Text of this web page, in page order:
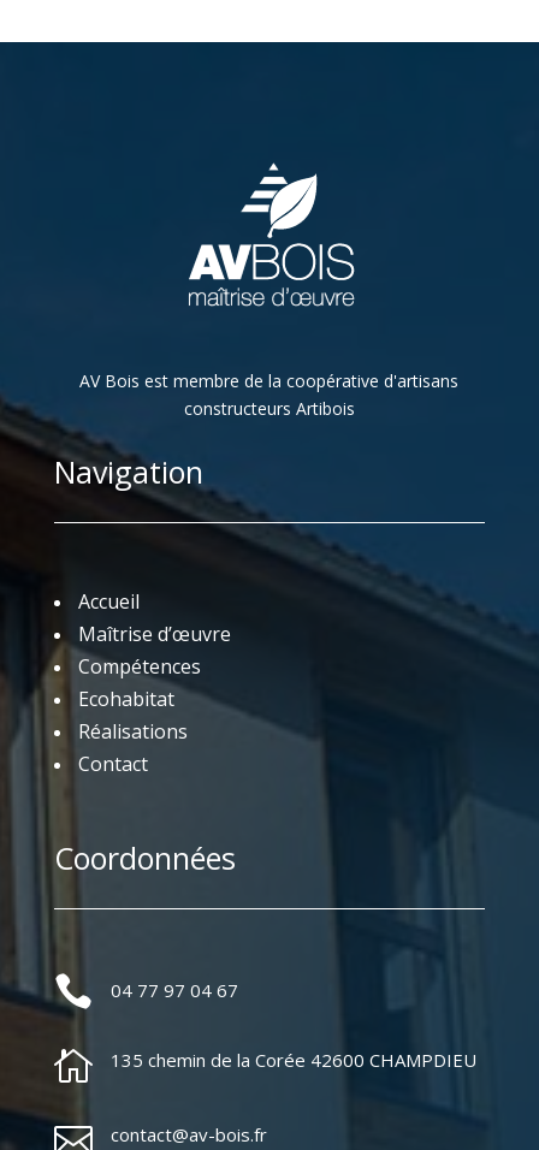
AV Bois est membre de la coopérative d'artisans
constructeurs Artibois
Navigation
Accueil
Maîtrise d’œuvre
Compétences
Ecohabitat
Réalisations
Contact
Coordonnées
 04 77 97 04 67
 135 chemin de la Corée 42600 CHAMPDIEU
 contact@av-bois.fr